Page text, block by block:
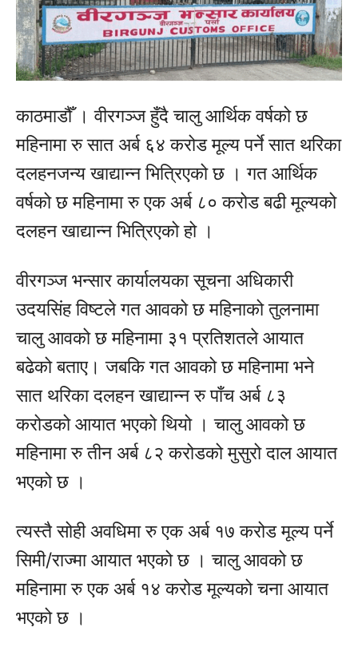
काठमाडौँ । वीरगञ्ज हुँदै चालु आर्थिक वर्षको छ
महिनामा रु सात अर्ब ६४ करोड मूल्य पर्ने सात थरिका
दलहनजन्य खाद्यान्न भित्रिएको छ । गत आर्थिक
वर्षको छ महिनामा रु एक अर्ब ८० करोड बढी मूल्यको
दलहन खाद्यान्न भित्रिएको हो ।
वीरगञ्ज भन्सार कार्यालयका सूचना अधिकारी
उदयसिंह विष्टले गत आवको छ महिनाको तुलनामा
चालु आवको छ महिनामा ३१ प्रतिशतले आयात
बढेको बताए। जबकि गत आवको छ महिनामा भने
सात थरिका दलहन खाद्यान्न रु पाँच अर्ब ८३
करोडको आयात भएको थियो । चालु आवको छ
महिनामा रु तीन अर्ब ८२ करोडको मुसुरो दाल आयात
भएको छ ।
त्यस्तै सोही अवधिमा रु एक अर्ब १७ करोड मूल्य पर्ने
सिमी/राज्मा आयात भएको छ । चालु आवको छ
महिनामा रु एक अर्ब १४ करोड मूल्यको चना आयात
भएको छ ।